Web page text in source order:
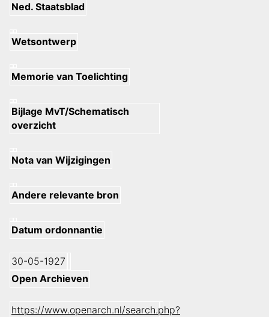
Ned. Staatsblad
Wetsontwerp
Memorie van Toelichting
Bijlage MvT/Schematisch
overzicht
Nota van Wijzigingen
Andere relevante bron
Datum ordonnantie
30-05-1927
Open Archieven
https://www.openarch.nl/search.php?